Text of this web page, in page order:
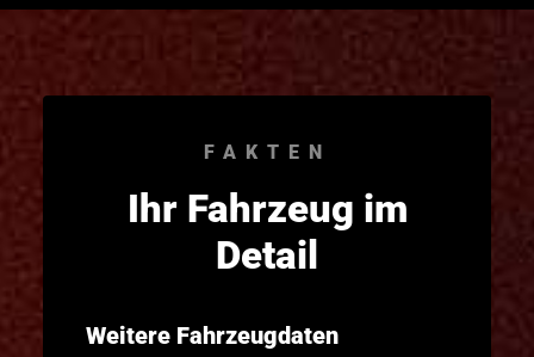
FAKTEN
Ihr Fahrzeug im
Detail
Weitere Fahrzeugdaten